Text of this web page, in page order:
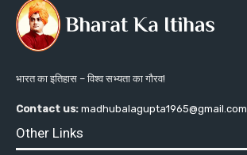
भारत का इतिहास – विश्व सभ्यता का गौरव!
Contact us: madhubalagupta1965@gmail.com
Other Links